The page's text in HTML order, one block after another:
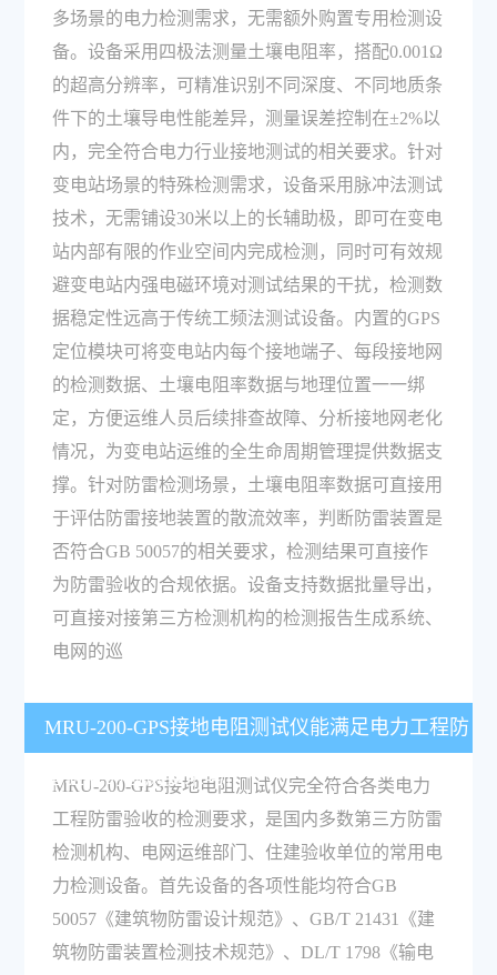
多场景的电力检测需求，无需额外购置专用检测设
备。设备采用四极法测量土壤电阻率，搭配0.001Ω
的超高分辨率，可精准识别不同深度、不同地质条
件下的土壤导电性能差异，测量误差控制在±2%以
内，完全符合电力行业接地测试的相关要求。针对
变电站场景的特殊检测需求，设备采用脉冲法测试
技术，无需铺设30米以上的长辅助极，即可在变电
站内部有限的作业空间内完成检测，同时可有效规
避变电站内强电磁环境对测试结果的干扰，检测数
据稳定性远高于传统工频法测试设备。内置的GPS
定位模块可将变电站内每个接地端子、每段接地网
的检测数据、土壤电阻率数据与地理位置一一绑
定，方便运维人员后续排查故障、分析接地网老化
情况，为变电站运维的全生命周期管理提供数据支
撑。针对防雷检测场景，土壤电阻率数据可直接用
于评估防雷接地装置的散流效率，判断防雷装置是
否符合GB 50057的相关要求，检测结果可直接作
为防雷验收的合规依据。设备支持数据批量导出，
可直接对接第三方检测机构的检测报告生成系统、
电网的巡
MRU-200-GPS接地电阻测试仪能满足电力工程防
雷验收的检测要求吗？
MRU-200-GPS接地电阻测试仪完全符合各类电力
工程防雷验收的检测要求，是国内多数第三方防雷
检测机构、电网运维部门、住建验收单位的常用电
力检测设备。首先设备的各项性能均符合GB
50057《建筑物防雷设计规范》、GB/T 21431《建
筑物防雷装置检测技术规范》、DL/T 1798《输电